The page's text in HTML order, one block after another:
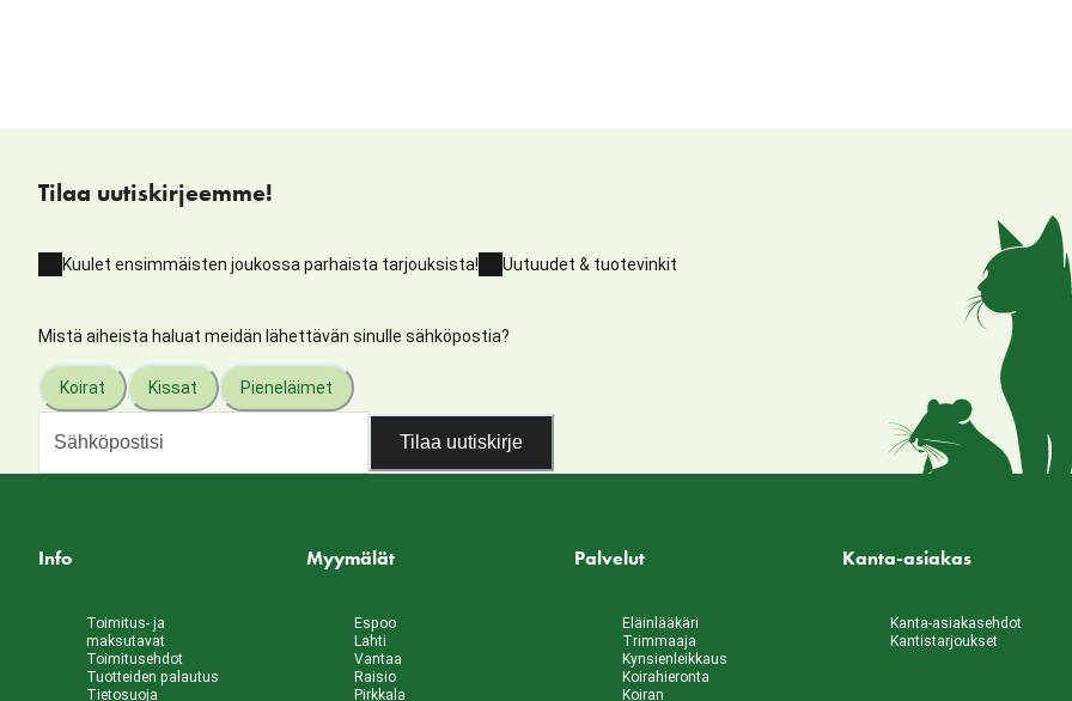
Tilaa uutiskirjeemme!
Kuulet ensimmäisten joukossa parhaista tarjouksista! Uutuudet & tuotevinkit
Mistä aiheista haluat meidän lähettävän sinulle sähköpostia?
Koirat Kissat Pieneläimet
Tilaa uutiskirje
Info
Toimitus- ja
maksutavat
Toimitusehdot
Tuotteiden palautus
Tietosuoja
Myymälät
Espoo
Lahti
Vantaa
Raisio
Pirkkala
Palvelut
Eläinlääkäri
Trimmaaja
Kynsienleikkaus
Koirahieronta
Koiran
Kanta-asiakas
Kanta-asiakasehdot
Kantistarjoukset